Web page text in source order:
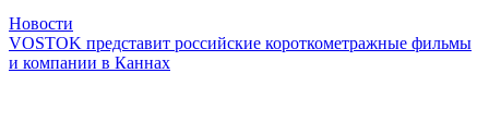
Новости
VOSTOK представит российские короткометражные фильмы
и компании в Каннах